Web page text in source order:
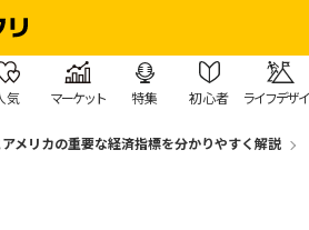
気 マーケット 特集 初心者 ライフデザ
アメリカの重要な経済指標を分かりやすく解説